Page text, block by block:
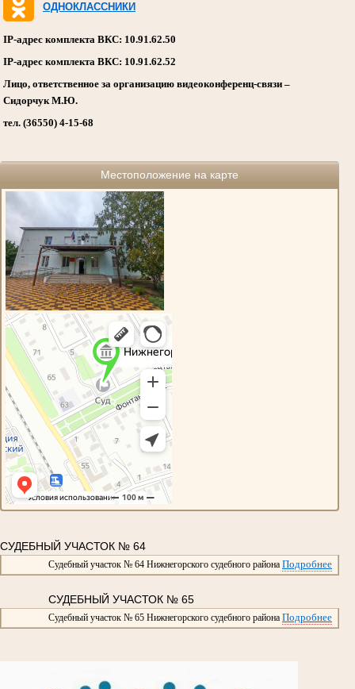
ОДНОКЛАССНИКИ
IP-адрес комплекта ВКС: 10.91.62.50
IP-адрес комплекта ВКС: 10.91.62.52
Лицо, ответственное за организацию видеоконференц-связи –
Сидорчук М.Ю.
тел. (36550) 4-15-68
Местоположение на карте
СУДЕБНЫЙ УЧАСТОК № 64
Судебный участок № 64 Нижнегорского судебного района Подробнее
СУДЕБНЫЙ УЧАСТОК № 65
Судебный участок № 65 Нижнегорского судебного района Подробнее